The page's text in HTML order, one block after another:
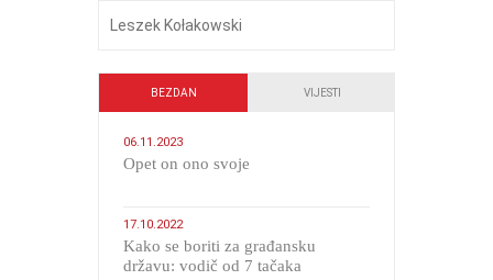
Leszek Kołakowski
BEZDAN VIJESTI
06.11.2023
​Opet on ono svoje
17.10.2022
Kako se boriti za građansku
državu: vodič od 7 tačaka